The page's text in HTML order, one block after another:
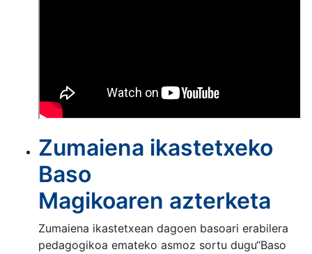
Zumaiena ikastetxeko
Baso
Magikoaren azterketa
Zumaiena ikastetxean dagoen basoari erabilera
pedagogikoa emateko asmoz sortu dugu“Baso